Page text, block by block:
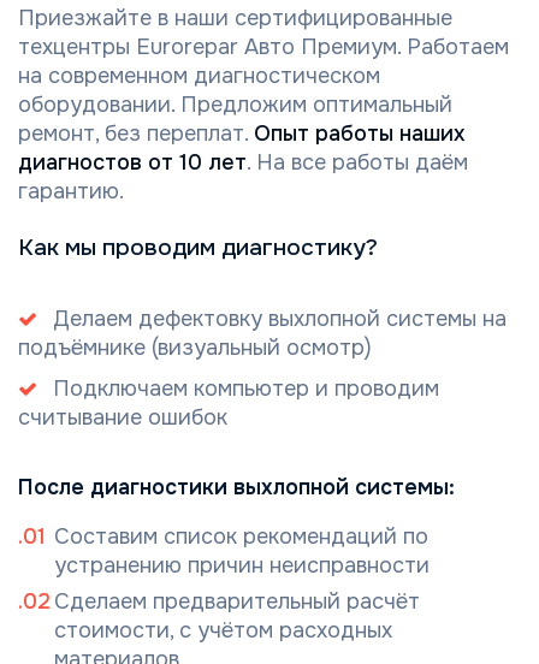
Приезжайте в наши сертифицированные
техцентры Eurorepar Авто Премиум. Работаем
на современном диагностическом
оборудовании. Предложим оптимальный
ремонт, без переплат. Опыт работы наших
диагностов от 10 лет. На все работы даём
гарантию.
Как мы проводим диагностику?
Делаем дефектовку выхлопной системы на
подъёмнике (визуальный осмотр)
Подключаем компьютер и проводим
считывание ошибок
После диагностики выхлопной системы:
Составим список рекомендаций по
устранению причин неисправности
Сделаем предварительный расчёт
стоимости, с учётом расходных